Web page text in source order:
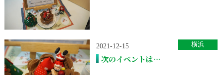
2021-12-15
次のイベントは…
横浜